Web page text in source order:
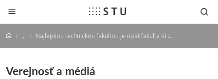
Prejsť na obsah
... Najlepšou technickou fakultou je opäť fakulta STU
Verejnosť a médiá